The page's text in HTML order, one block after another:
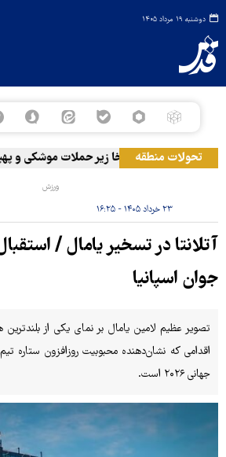
دوشنبه ۱۹ مرداد ۱۴۰۵
تحولات منطقهالمخا زیر حملات موشکی و پهپادی
ورزش
۲۳ خرداد ۱۴۰۵ - ۱۶:۲۵
آتلانتا در تسخیر یامال /
جوان اسپانیا
تصویر عظیم لامین یامال بر نمای یکی از
اقدامی که نشان‌دهنده محبوبیت روزافزون ستاره
جهانی ۲۰۲۶ است.